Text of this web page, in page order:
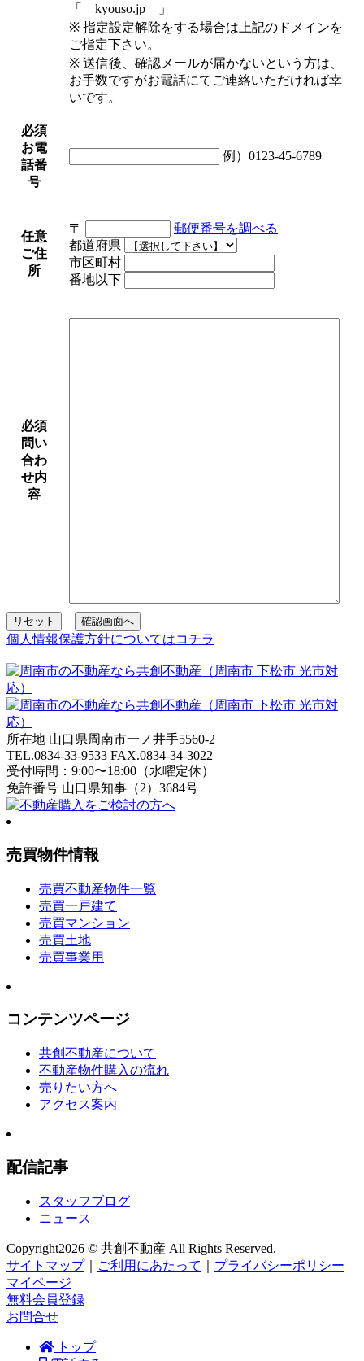
「 kyouso.jp 」
※ 指定設定解除をする場合は上記のドメインを
ご指定下さい。
※ 送信後、確認メールが届かないという方は、
お手数ですがお電話にてご連絡いただければ幸
いです。
必須
お電
話番
号
例）0123-45-6789
任意
ご住
所
〒
郵便番号を調べる
都道府県
市区町村
番地以下
必須
問い
合わ
せ内
容
リセット 確認画面へ
個人情報保護方針についてはコチラ
所在地 山口県周南市一ノ井手5560-2
TEL.0834-33-9533 FAX.0834-34-3022
受付時間：9:00〜18:00（水曜定休）
免許番号 山口県知事（2）3684号
売買物件情報
売買不動産物件一覧
売買一戸建て
売買マンション
売買土地
売買事業用
コンテンツページ
共創不動産について
不動産物件購入の流れ
売りたい方へ
アクセス案内
配信記事
スタッフブログ
ニュース
Copyright2026 © 共創不動産 All Rights Reserved.
サイトマップ｜ ご利用にあたって
プライバシーポリシー
マイページ
無料会員登録
お問合せ
トップ